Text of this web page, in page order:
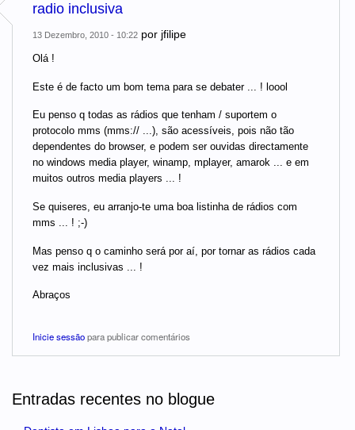
radio inclusiva
13 Dezembro, 2010 - 10:22 por jfilipe
Olá !
Este é de facto um bom tema para se debater ... ! loool
Eu penso q todas as rádios que tenham / suportem o
protocolo mms (mms:// ...), são acessíveis, pois não tão
dependentes do browser, e podem ser ouvidas directamente
no windows media player, winamp, mplayer, amarok ... e em
muitos outros media players ... !
Se quiseres, eu arranjo-te uma boa listinha de rádios com
mms ... ! ;-)
Mas penso q o caminho será por aí, por tornar as rádios cada
vez mais inclusivas ... !
Abraços
Inicie sessãopara publicar comentários
Entradas recentes no blogue